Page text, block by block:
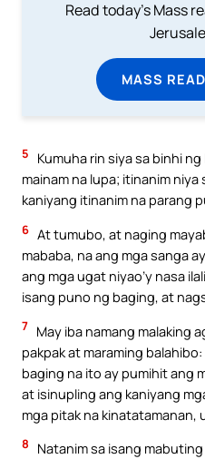
Read today's Mass
MASS
5
Kumuha rin siya sa binhi
mainam na lupa; itinanim
kaniyang itinanim na parang
6 At tumubo, at naging
mababa, na ang mga sanga
ang mga ugat niyao’y nasa
isang puno ng baging, at
7 May iba namang malaking
pakpak at maraming
baging na ito ay pumihit ang
at isinupling ang kaniyang
mga pitak na kinatatamanan,
8
Natanim sa isang